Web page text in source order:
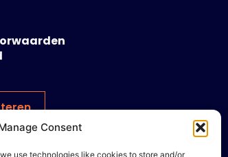
Consent
use technologies like cookies to store and/or